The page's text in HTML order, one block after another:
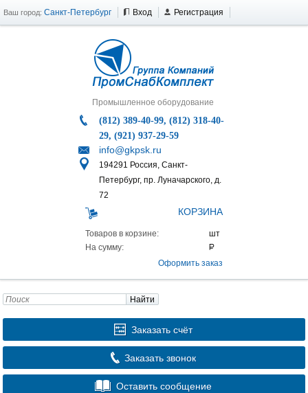
Ваш город: Санкт-Петербург Вход Регистрация
Промышленное оборудование
(812) 389-40-99, (812) 318-40-
29, (921) 937-29-59
info@gkpsk.ru
194291 Россия, Санкт-
Петербург, пр. Луначарского, д.
72
КОРЗИНА
Товаров в корзине:
На сумму:
Оформить заказ
Найти
Заказать счёт
Заказать звонок
Оставить сообщение